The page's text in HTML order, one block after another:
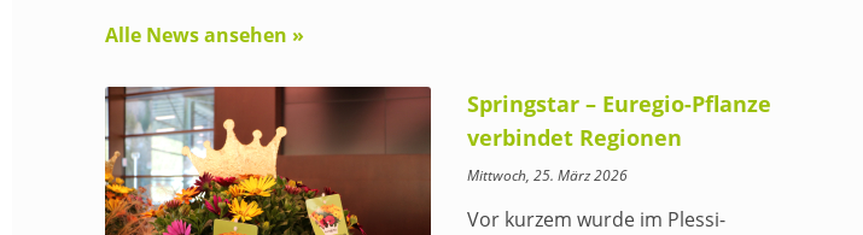
Alle News ansehen »
Springstar – Euregio-Pflanze
verbindet Regionen
Mittwoch, 25. März 2026
Vor kurzem wurde im Plessi-